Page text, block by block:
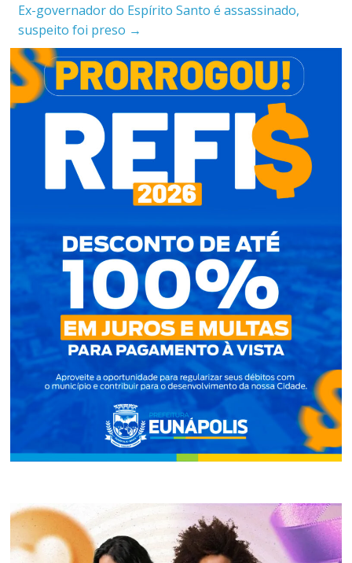
Ex-governador do Espírito Santo é assassinado,
suspeito foi preso →